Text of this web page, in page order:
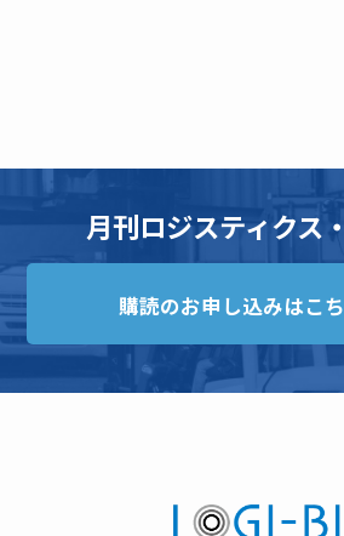
月刊ロジスティクス
購読のお申し込みはこ